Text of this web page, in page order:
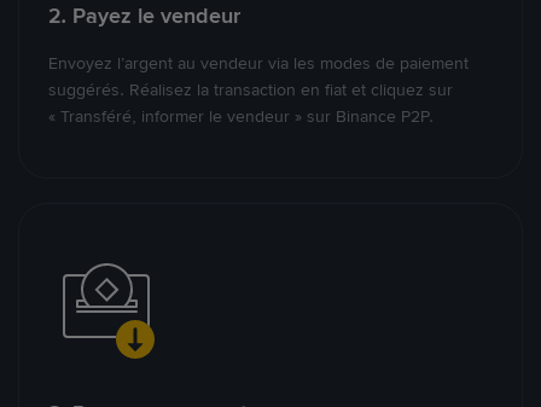
2. Payez le vendeur
Envoyez l’argent au vendeur via les modes de paiement
suggérés. Réalisez la transaction en fiat et cliquez sur
« Transféré, informer le vendeur » sur Binance P2P.